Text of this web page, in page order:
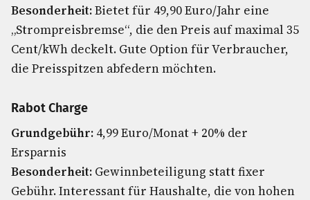
Besonderheit:Bietet für 49,90 Euro/Jahr eine
„Strompreisbremse“, die den Preis auf maximal 35
Cent/kWh deckelt. Gute Option für Verbraucher,
die Preisspitzen abfedern möchten.
Rabot Charge
Grundgebühr: 4,99 Euro/Monat + 20% der
Ersparnis
Besonderheit: Gewinnbeteiligung statt fixer
Gebühr. Interessant für Haushalte, die von hohen